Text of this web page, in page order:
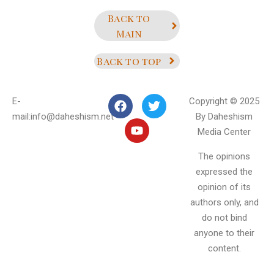
Back to
Main
Back to top
E-
mail:info@daheshism.net
Copyright © 2025
By Daheshism
Media Center
The opinions
expressed the
opinion of its
authors only, and
do not bind
anyone to their
content.